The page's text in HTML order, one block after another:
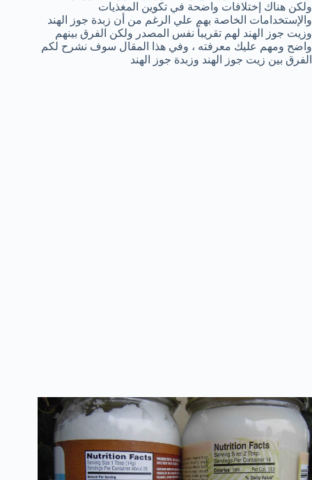
ولكن هناك إختلافات واضحة في تكوين المغذيات
والإستخدامات الخاصة بهم علي الرغم من أن زبدة جوز الهند
وزيت جوز الهند لهم تقريباً نفس المصدر ولكن الفرق بينهم
واضح ومهم عليك معرفته ، وفي هذا المقال سوف نشرح لكم
الفرق بين زيت جوز الهند وزبدة جوز الهند